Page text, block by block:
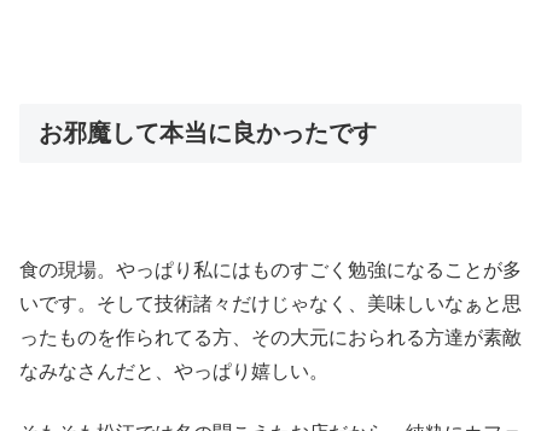
お邪魔して本当に良かったです
食の現場。やっぱり私にはものすごく勉強になることが多
いです。そして技術諸々だけじゃなく、美味しいなぁと思
ったものを作られてる方、その大元におられる方達が素敵
なみなさんだと、やっぱり嬉しい。